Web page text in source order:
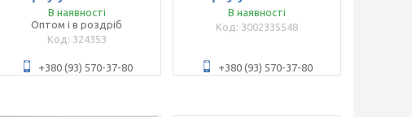
В наявності
Оптом і в роздріб
324353
+380 (93) 570-37-80
В наявності
3002335548
+380 (93) 570-37-80